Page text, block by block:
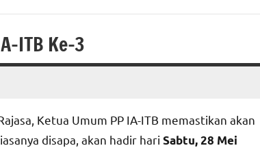
ITB Ke-3
Ketua Umum PP IA-ITB memastikan akan
disapa, akan hadir hari Sabtu, 28 Mei